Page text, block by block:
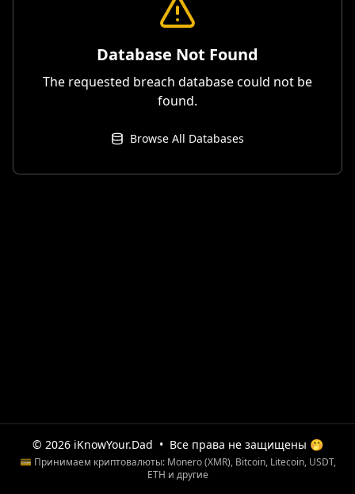
Database Not Found
The requested breach database could not be
found.
Browse All Databases
© 2026 iKnowYour.Dad • Все права не защищены 🤭
💳 Принимаем криптовалюты: Monero (XMR), Bitcoin, Litecoin, USDT,
ETH и другие